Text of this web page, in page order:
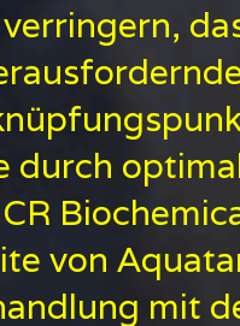
durch
von
mit